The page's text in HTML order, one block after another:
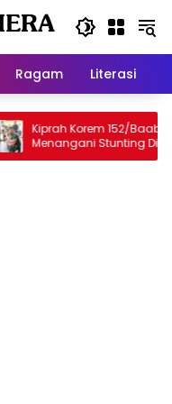
Ragam Literasi
Kiprah Korem 152/Baabullah
Menangani Stunting Di